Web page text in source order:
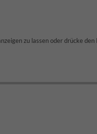
zu lassen oder drücke